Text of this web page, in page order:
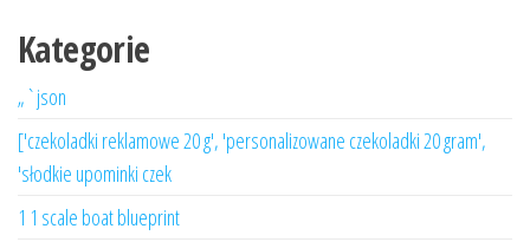
Kategorie
„`json
['czekoladki reklamowe 20 g', 'personalizowane czekoladki 20 gram',
'słodkie upominki czek
1 1 scale boat blueprint